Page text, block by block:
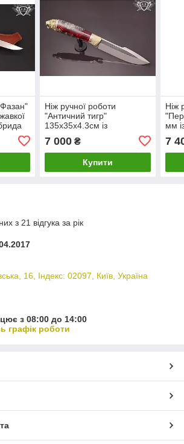
Ніж ручної роботи
"Античний тигр"
135х35х4.3см із
колодкою з гібриду
7 000₴
Купити
Ніж
мм
7
з 21 відгука за рік
16, Індекс: 02097, Київ, Україна
з 08:00 до 14:00
графік роботи